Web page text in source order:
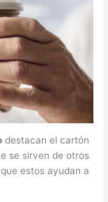
destacan el cartón
se sirven de otros
estos ayudan a